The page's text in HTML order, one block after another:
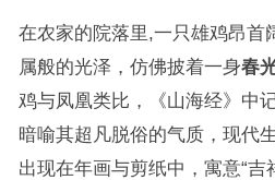
在农家的院落里,一只雄鸡昂首
属般的光泽，仿佛披着一身春
鸡与凤凰类比，《山海经》中
暗喻其超凡脱俗的气质，现代
出现在年画与剪纸中，寓意“吉